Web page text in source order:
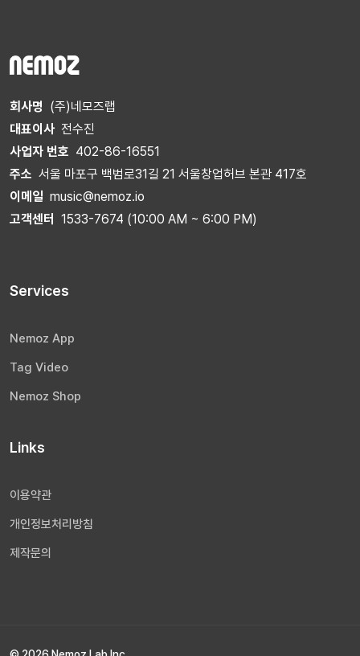
회사명 (주)네모즈랩
대표이사 전수진
사업자 번호 402-86-16551
주소 서울 마포구 백범로31길 21 서울창업허브 본관 417호
이메일 music@nemoz.io
고객센터
1533-7674 (10:00 AM ~ 6:00 PM)
Services
Nemoz App
Tag Video
Nemoz Shop
Links
이용약관
개인정보처리방침
제작문의